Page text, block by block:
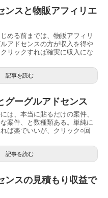
ンスと物販アフィリエ
める前までは、物販アフィリ
アドセンスの方が収入を得や
リックすれば確実に収入にな
記事を読む
グーグルアドセンス
は、本当に貼るだけの案件、
案件、と数種類ある。単純に
ば楽でいいが、クリック○回
記事を読む
ンスの見積もり収益で